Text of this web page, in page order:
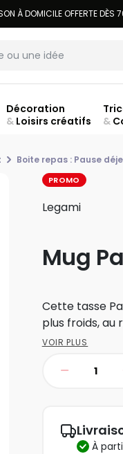
À DOMICILE OFFERTE DÈS
Décoration
&Loisirs créatifs
&
Boite repas : Pause
PROMO
Legami
Mug
Cette tasse
plus froids, au
VOIR PLUS
à